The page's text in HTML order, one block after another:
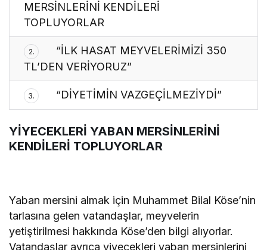
MERSİNLERİNİ KENDİLERİ
TOPLUYORLAR
2.
“İLK HASAT MEYVELERİMİZİ 350
TL’DEN VERİYORUZ”
3. “DİYETİMİN VAZGEÇİLMEZİYDİ”
YİYECEKLERİ YABAN MERSİNLERİNİ
KENDİLERİ TOPLUYORLAR
Yaban mersini almak için Muhammet Bilal Köse’nin
tarlasına gelen vatandaşlar, meyvelerin
yetiştirilmesi hakkında Köse’den bilgi alıyorlar.
Vatandaşlar ayrıca yiyecekleri yaban mersinlerini